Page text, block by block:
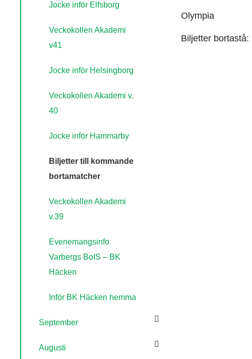
Jocke inför Elfsborg
Veckokollen Akademi
v41
Jocke inför Helsingborg
Veckokollen Akademi v.
40
Jocke inför Hammarby
Biljetter till kommande
bortamatcher
Veckokollen Akademi
v.39
Evenemangsinfo
Varbergs BoIS – BK
Häcken
Inför BK Häcken hemma
September
Augusti
Olympia
Biljetter bortastå: